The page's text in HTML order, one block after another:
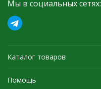
Мы в социальных сетях:
Каталог товаров
Помощь